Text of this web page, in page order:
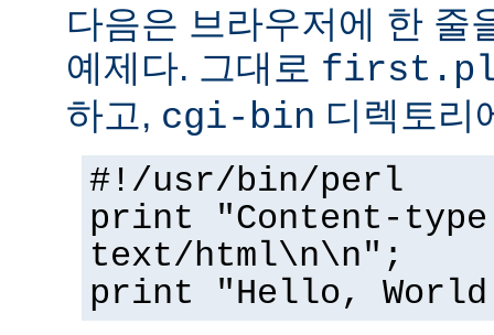
다음은 브라우저에 한 줄
예제다. 그대로
하고, cgi-bin 디렉토리
#!/usr/bin/perl
print "Content-
text/html\n\n";
print "Hello,